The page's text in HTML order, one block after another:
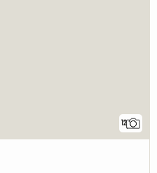
12